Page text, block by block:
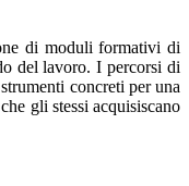
di moduli formativi di
del lavoro. I percorsi di
concreti per una
gli stessi acquisiscano